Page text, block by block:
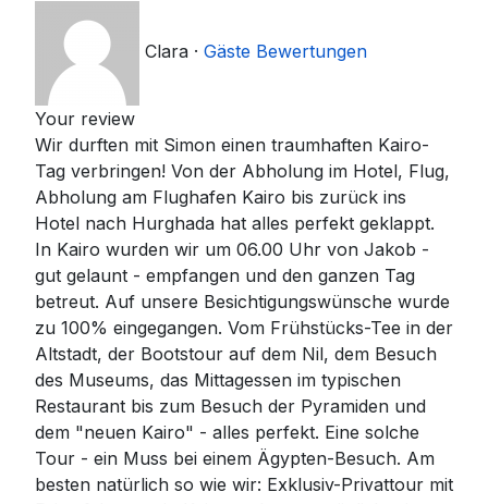
Clara · Gäste Bewertungen
Your review
Wir durften mit Simon einen traumhaften Kairo-
Tag verbringen! Von der Abholung im Hotel, Flug,
Abholung am Flughafen Kairo bis zurück ins
Hotel nach Hurghada hat alles perfekt geklappt.
In Kairo wurden wir um 06.00 Uhr von Jakob -
gut gelaunt - empfangen und den ganzen Tag
betreut. Auf unsere Besichtigungswünsche wurde
zu 100% eingegangen. Vom Frühstücks-Tee in der
Altstadt, der Bootstour auf dem Nil, dem Besuch
des Museums, das Mittagessen im typischen
Restaurant bis zum Besuch der Pyramiden und
dem "neuen Kairo" - alles perfekt. Eine solche
Tour - ein Muss bei einem Ägypten-Besuch. Am
besten natürlich so wie wir: Exklusiv-Privattour mit